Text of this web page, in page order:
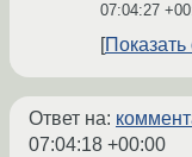
07:04:27
Показать
Ответ на:
07:04:18 +00:00